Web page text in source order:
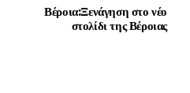
Βέροια:Ξενάγηση στο νέο
στολίδι της Βέροιας